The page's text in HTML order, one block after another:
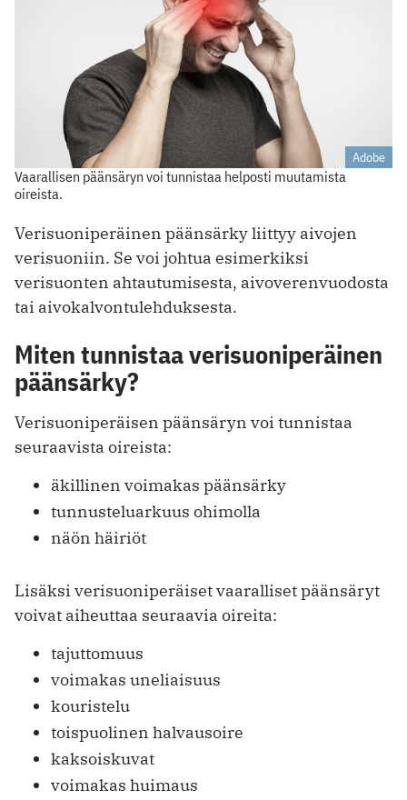
Adobe
Vaarallisen päänsäryn voi tunnistaa helposti muutamista
oireista.
Verisuoniperäinen päänsärky liittyy aivojen
verisuoniin. Se voi johtua esimerkiksi
verisuonten ahtautumisesta, aivoverenvuodosta
tai aivokalvontulehduksesta.
Miten tunnistaa verisuoniperäinen
päänsärky?
Verisuoniperäisen päänsäryn voi tunnistaa
seuraavista oireista:
äkillinen voimakas päänsärky
tunnusteluarkuus ohimolla
näön häiriöt
Lisäksi verisuoniperäiset vaaralliset päänsäryt
voivat aiheuttaa seuraavia oireita:
tajuttomuus
voimakas uneliaisuus
kouristelu
toispuolinen halvausoire
kaksoiskuvat
voimakas huimaus